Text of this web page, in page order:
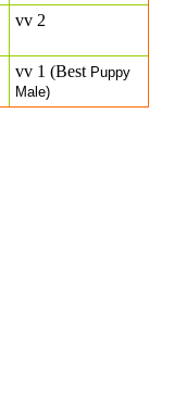
vv 2
vv 1 (BestPuppy
Male)